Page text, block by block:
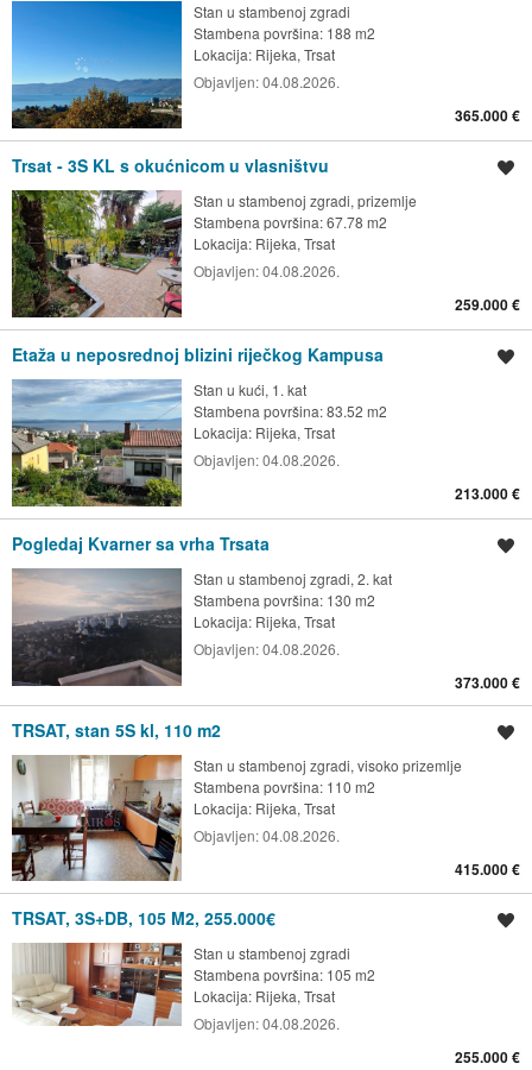
Stan u stambenoj zgradi
Stambena površina: 188 m2
Lokacija: Rijeka, Trsat
Objavljen:04.08.2026.
365.000 €
Trsat - 3S KL s okućnicom u vlasništvu
Stan u stambenoj zgradi, prizemlje
Stambena površina: 67.78 m2
Lokacija: Rijeka, Trsat
Objavljen:04.08.2026.
259.000 €
Etaža u neposrednoj blizini riječkog Kampusa
Stan u kući, 1. kat
Stambena površina: 83.52 m2
Lokacija: Rijeka, Trsat
Objavljen:04.08.2026.
213.000 €
Pogledaj Kvarner sa vrha Trsata
Stan u stambenoj zgradi, 2. kat
Stambena površina: 130 m2
Lokacija: Rijeka, Trsat
Objavljen:04.08.2026.
373.000 €
TRSAT, stan 5S kl, 110 m2
Stan u stambenoj zgradi, visoko prizemlje
Stambena površina: 110 m2
Lokacija: Rijeka, Trsat
Objavljen:04.08.2026.
415.000 €
TRSAT, 3S+DB, 105 M2, 255.000€
Stan u stambenoj zgradi
Stambena površina: 105 m2
Lokacija: Rijeka, Trsat
Objavljen:04.08.2026.
255.000 €